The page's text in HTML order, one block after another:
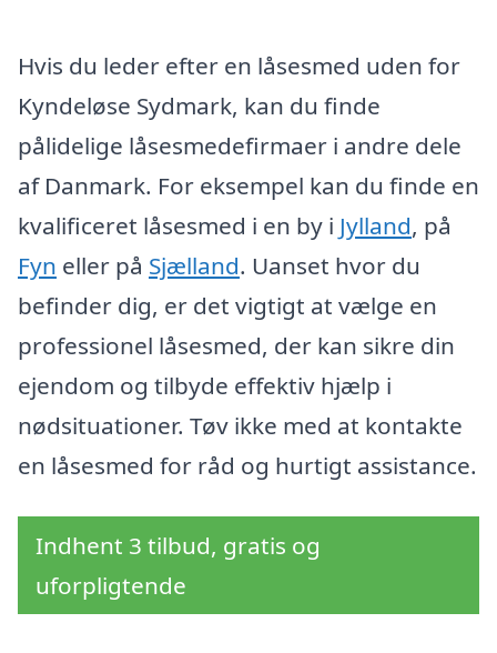
Hvis du leder efter en låsesmed uden for
Kyndeløse Sydmark, kan du finde
pålidelige låsesmedefirmaer i andre dele
af Danmark. For eksempel kan du finde en
kvalificeret låsesmed i en by i Jylland, på
Fyn eller på Sjælland. Uanset hvor du
befinder dig, er det vigtigt at vælge en
professionel låsesmed, der kan sikre din
ejendom og tilbyde effektiv hjælp i
nødsituationer. Tøv ikke med at kontakte
en låsesmed for råd og hurtigt assistance.
Indhent 3 tilbud, gratis og
uforpligtende